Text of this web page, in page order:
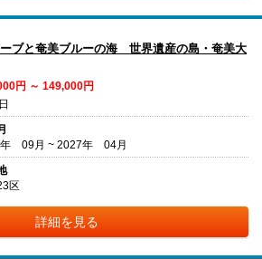
ブと奄美ブルーの海 世界遺産の島・奄美大
円 ～ 149,000円
09月 ~ 2027年 04月
区
詳細を見る